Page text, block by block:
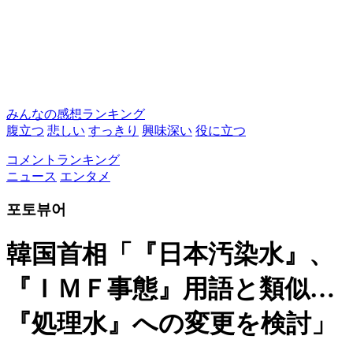
みんなの感想ランキング
腹立つ 悲しい すっきり 興味深い 役に立つ
コメントランキング
ニュース エンタメ
포토뷰어
韓国首相「『日本汚染水』、
『ＩＭＦ事態』用語と類似…
『処理水』への変更を検討」